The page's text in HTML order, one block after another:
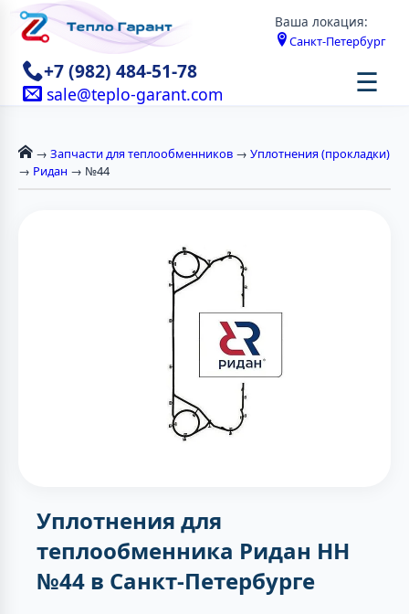
Ваша локация:
Санкт-Петербург
+7 (982) 484-51-78
sale@teplo-garant.com ☰
→ Запчасти для теплообменников → Уплотнения (прокладки)
→ Ридан → №44
Уплотнения для
теплообменника Ридан НН
№44 в Санкт-Петербурге